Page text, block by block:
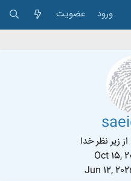
ورود عضویت
از زیر نظر خدا
Oct 15,
Jun 12,